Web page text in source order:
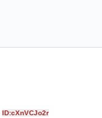
ID:cXnVCJo2r